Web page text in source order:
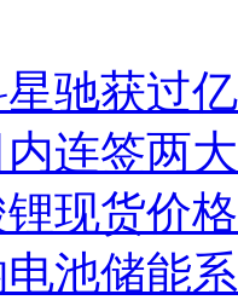
驰获过
连签两
现货价
池储能